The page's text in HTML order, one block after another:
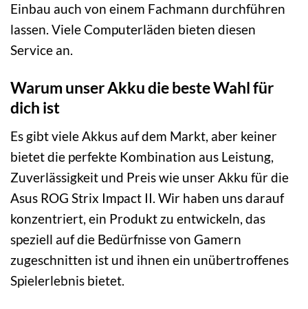
Einbau auch von einem Fachmann durchführen
lassen. Viele Computerläden bieten diesen
Service an.
Warum unser Akku die beste Wahl für
dich ist
Es gibt viele Akkus auf dem Markt, aber keiner
bietet die perfekte Kombination aus Leistung,
Zuverlässigkeit und Preis wie unser Akku für die
Asus ROG Strix Impact II. Wir haben uns darauf
konzentriert, ein Produkt zu entwickeln, das
speziell auf die Bedürfnisse von Gamern
zugeschnitten ist und ihnen ein unübertroffenes
Spielerlebnis bietet.